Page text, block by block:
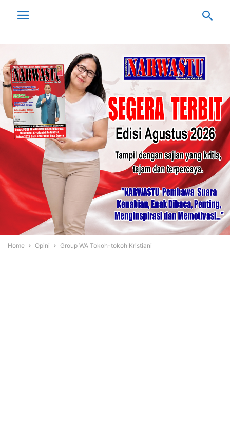
Home Opini Group WA Tokoh-tokoh Kristiani